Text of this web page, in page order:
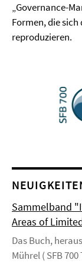
„Governance-
Formen, die
reproduzieren.
Sammelband
Areas of
Das Buch,
Mührel ( SFB